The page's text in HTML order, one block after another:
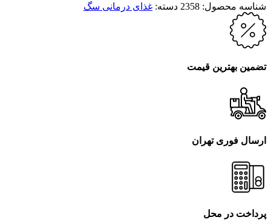
شناسه محصول: 2358 دسته: غذای درمانی سگ
تضمین بهترین قیمت
ارسال فوری تهران
پرداخت در محل